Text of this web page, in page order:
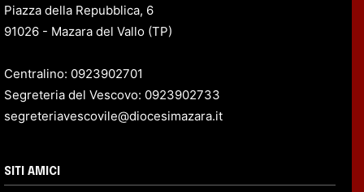
Piazza della Repubblica, 6
91026 - Mazara del Vallo (TP)
Centralino: 0923902701
Segreteria del Vescovo: 0923902733
segreteriavescovile@diocesimazara.it
SITI AMICI